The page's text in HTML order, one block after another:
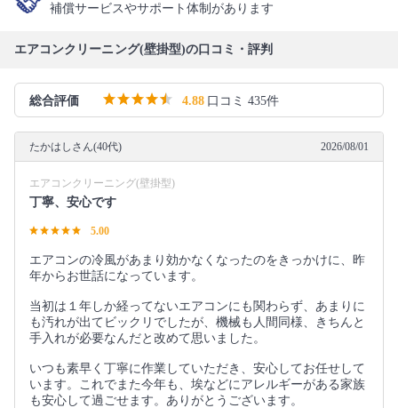
補償サービスやサポート体制があります
エアコンクリーニング(壁掛型)の口コミ・評判
総合評価 4.88 口コミ 435件
たかはしさん(40代) 2026/08/01
エアコンクリーニング(壁掛型)
丁寧、安心です
5.00
エアコンの冷風があまり効かなくなったのをきっかけに、昨
年からお世話になっています。
当初は１年しか経ってないエアコンにも関わらず、あまりに
も汚れが出てビックリでしたが、機械も人間同様、きちんと
手入れが必要なんだと改めて思いました。
いつも素早く丁寧に作業していただき、安心してお任せして
います。これでまた今年も、埃などにアレルギーがある家族
も安心して過ごせます。ありがとうございます。